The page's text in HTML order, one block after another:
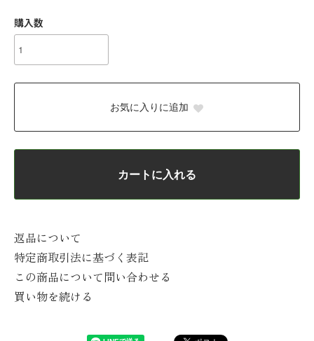
購入数
お気に入りに追加
カートに入れる
返品について
特定商取引法に基づく表記
この商品について問い合わせる
買い物を続ける